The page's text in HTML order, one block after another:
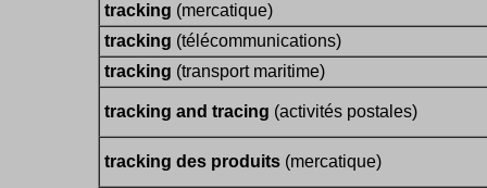
tracking (mercatique)
tracking (télécommunications)
tracking (transport maritime)
tracking and tracing (activités postales)
tracking des produits (mercatique)